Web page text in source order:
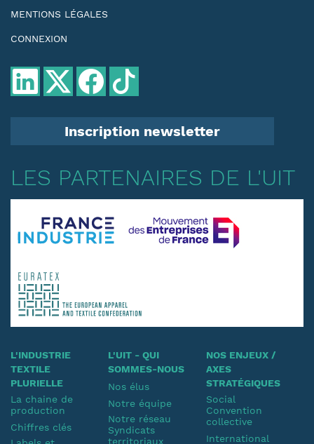
MENTIONS LÉGALES
CONNEXION
Inscription newsletter
LES PARTENAIRES DE L'UIT
L'INDUSTRIE
TEXTILE
PLURIELLE
La chaine de
production
Chiffres clés
L'UIT - QUI
SOMMES-NOUS
Nos élus
Notre équipe
Notre réseau
Syndicats
territoriaux
NOS ENJEUX /
AXES
STRATÉGIQUES
Social
Convention
collective
International